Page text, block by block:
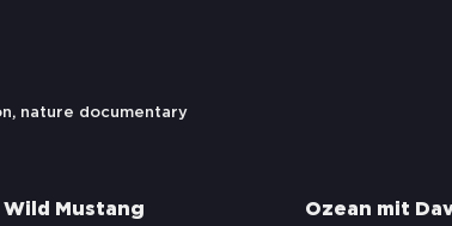
, nature documentary
Wild Mustang